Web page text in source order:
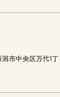
中央区万代1丁